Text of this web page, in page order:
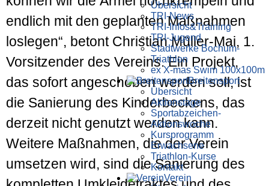
Übersicht
TRI-News
TRI-Infos&Training
TRI-Jugend
Stadtwerke Bochum-
Triathlon
ex X-mas Swim 100x100m
Breiten­sport
Übersicht
Aktionstage
Sportabzeichen-
Aktionswoche
Kursprogramm
Erwachsene
Triathlon-Kurse
Kontakt
Verein
endlich mit den geplanten Maß­nahmen
los­legen“, betont Christian Müller-Mai, 1.
Vorsitzender des Vereins. Ein Projekt,
das sofort an­ge­schoben werden soll, ist
die Sanierung des Kinder­beckens, das
derzeit nicht ge­nutzt werden kann.
Weitere Maß­nahmen, die der Verein
umsetzen wird, sind die Sanierung des